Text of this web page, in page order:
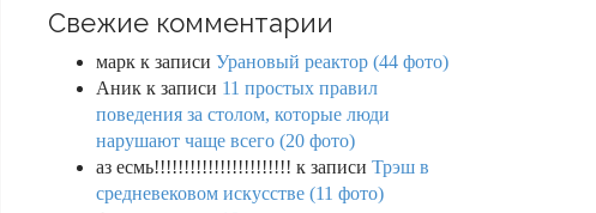
Свежие комментарии
марк к записи Урановый реактор (44 фото)
Аник к записи 11 простых правил
поведения за столом, которые люди
нарушают чаще всего (20 фото)
аз есмь!!!!!!!!!!!!!!!!!!!!!!! к записи Трэш в
средневековом искусстве (11 фото)